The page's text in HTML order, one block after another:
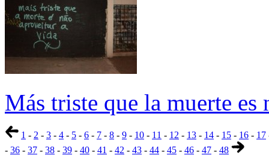
Más triste que la muerte
1 - 2 - 3 - 4 - 5 - 6 - 7 - 8 - 9 - 10 - 11 - 12 - 13 - 14 - 15 - 16 - 17
- 36 - 37 - 38 - 39 - 40 - 41 - 42 - 43 - 44 - 45 - 46 - 47 - 48